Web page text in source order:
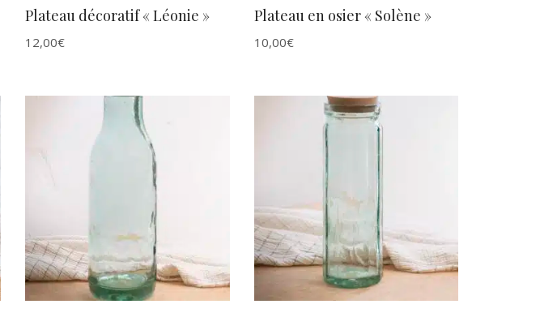
Plateau décoratif « Léonie »
12,00€
Plateau en osier « Solène »
10,00€
AJOUTER AU PANIER